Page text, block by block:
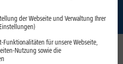
der Webseite und Verwaltung Ihrer
Funktionalitäten für unsere Webseite,
Nutzung sowie die